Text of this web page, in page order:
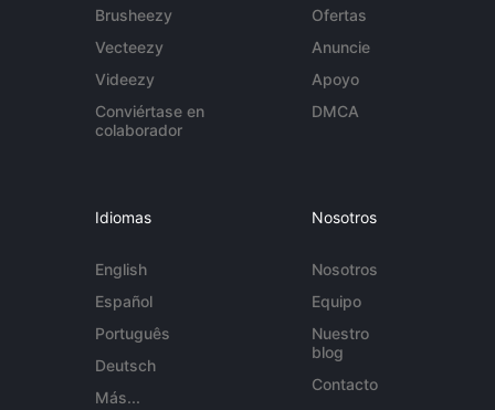
Brusheezy
Vecteezy
Videezy
Conviértase en
colaborador
Ofertas
Anuncie
Apoyo
DMCA
Idiomas
English
Español
Português
Deutsch
Más...
Nosotros
Nosotros
Equipo
Nuestro
blog
Contacto